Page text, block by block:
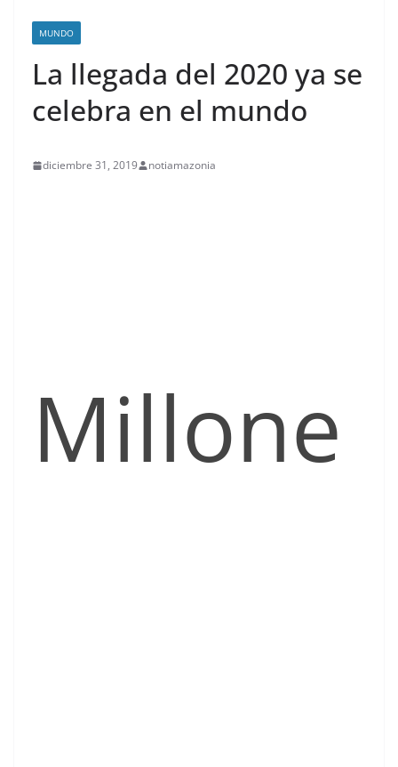
MUNDO
La llegada del 2020 ya se
celebra en el mundo
diciembre 31, 2019 notiamazonia
Millone